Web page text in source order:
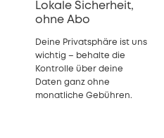
Lokale Sicherheit,
ohne Abo
Deine Privatsphäre ist uns
wichtig – behalte die
Kontrolle über deine
Daten ganz ohne
monatliche Gebühren.